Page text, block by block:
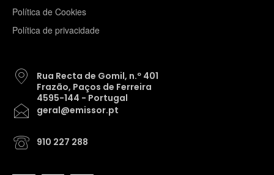
Política de Cookies
Política de privacidade
Rua Recta de Gomil, n.º 401
Frazão, Paços de Ferreira
4595-144 - Portugal
geral@emissor.pt
910 227 288